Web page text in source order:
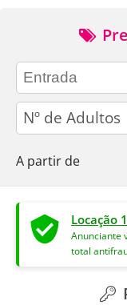
adults
A partir de
Locação
Anunciante
total